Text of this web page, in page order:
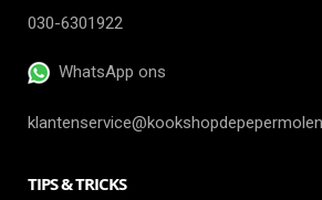
030-6301922
WhatsApp ons
TIPS & TRICKS